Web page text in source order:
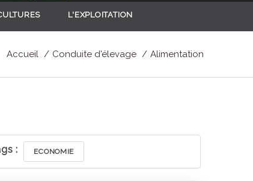
L'EXPLOITATION
Accueil Conduite d'élevage Alimentation
: ECONOMIE